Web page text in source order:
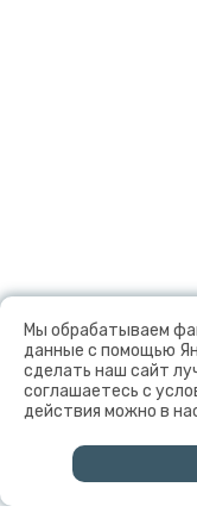
Мы обрабатываем
данные с помощью
сделать наш сайт
соглашаетесь с
действия можно в